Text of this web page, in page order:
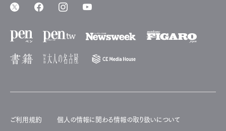
ご利用規約 個人の情報に関わる情報の取り扱いについて